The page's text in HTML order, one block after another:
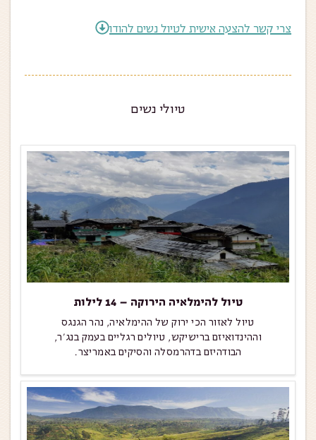
צרי קשר להצעה אישית לטיול נשים להודו
טיולי נשים
טיול להימלאיה הירוקה – 14 לילות
טיול לאזור הכי ירוק של ההימלאיה, נהר הגנגס
וההינדואיזם ברישיקש, טיולים רגליים בעמק בנג'ר,
הבודהיזם בדהרמסלה והסיקים באמריצר.